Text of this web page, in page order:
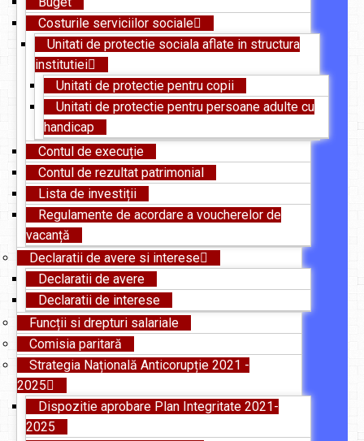
Costurile serviciilor sociale
Unitati de protectie sociala aflate in structura
institutiei
Unitati de protectie pentru copii
Unitati de protectie pentru persoane adulte cu
handicap
Contul de execuție
Contul de rezultat patrimonial
Lista de investiții
Regulamente de acordare a voucherelor de
vacanță
Declaratii de avere si interese
Declaratii de avere
Declaratii de interese
Funcții si drepturi salariale
Comisia paritară
Strategia Națională Anticorupție 2021 -
2025
Dispozitie aprobare Plan Integritate 2021-
2025